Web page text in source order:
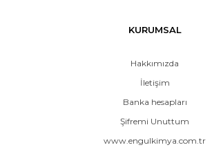
KURUMSAL
Hakkımızda
İletişim
Banka hesapları
Şifremi Unuttum
www.engulkimya.com.tr